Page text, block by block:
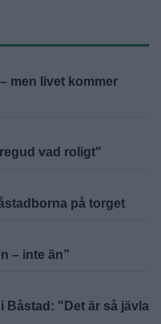
men livet kommer
vad roligt"
på torget
– inte än”
Båstad: "Det är så jävla